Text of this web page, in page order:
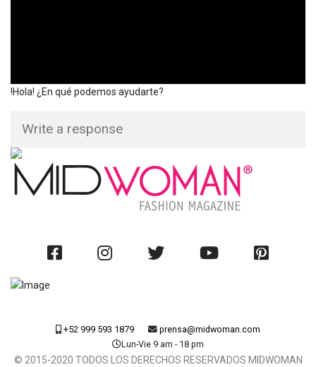
!Hola! ¿En qué podemos ayudarte?
+52 999 593 1879
prensa@midwoman.com
Lun-Vie 9 am - 18 pm
© 2015-2020 TODOS LOS DERECHOS RESERVADOS MIDWOMAN